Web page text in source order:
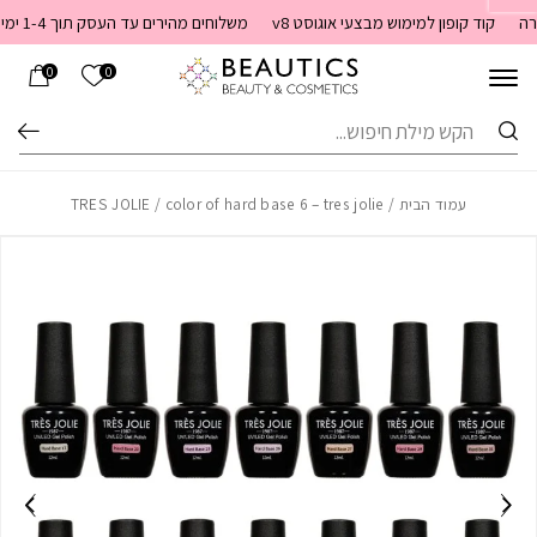
Skip to Content
קוד קופון למימוש מבצעי אוגוסט v8 משלוחים מהירים עד העסק תוך 1-4 ימי עסקים. משלוחים חינם מעל 399 שקלים חדש באתר! ניתן לשלם במזומן לשליח בעת המסירה
0 הרשימה
0
חיפוש
עמוד הבית /
TRES JOLIE / color of hard base 6 – tres jolie
בחזרה למעלה